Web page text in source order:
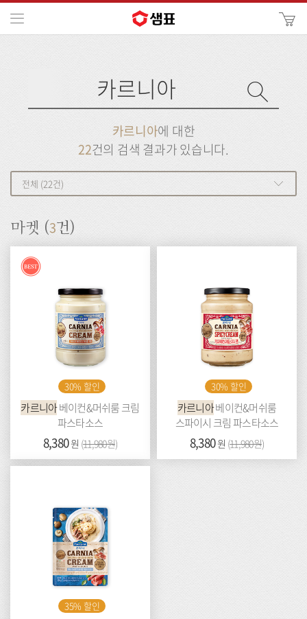
색
트
카르니아에 대한
22건의 검색 결과가 있습니다.
전체 (22건)
마켓 (3건)
30% 할인
카르니아베이컨&머쉬룸 크림
파스타소스
가
격:
8,380원 (이
전
가
11,980원)
30% 할인
카르니아베이컨&머쉬룸
스파이시 크림 파스타소스
가
격:
8,380원 (이
전
11,980원)
35% 할인